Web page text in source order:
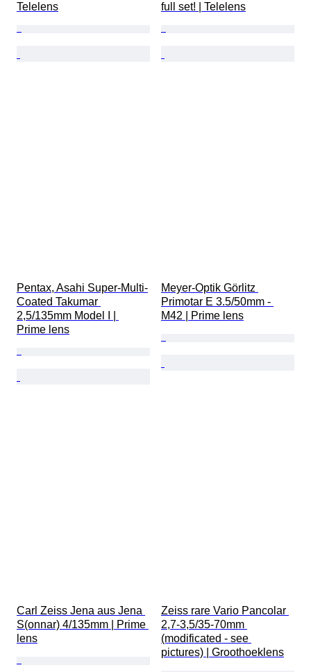
Telelens
full set! | Telelens
Pentax, Asahi Super-Multi-
Coated Takumar
2,5/135mm Model I |
Prime lens
Meyer-Optik Görlitz
Primotar E 3.5/50mm -
M42 | Prime lens
Carl Zeiss Jena aus Jena
S(onnar) 4/135mm | Prime
lens
Zeiss rare Vario Pancolar
2,7-3,5/35-70mm
(modificated - see
pictures) | Groothoeklens